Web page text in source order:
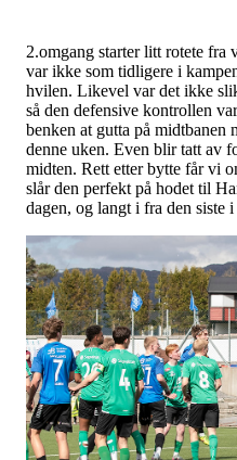
2.omgang starter litt rotete fra
var ikke som tidligere i
hvilen. Likevel var det ikke
så den defensive kontrollen
benken at gutta på midtbanen
denne uken. Even blir tatt av
midten. Rett etter bytte får vi
slår den perfekt på hodet til
dagen, og langt i fra den siste i